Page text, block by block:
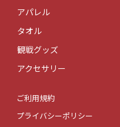
アパレル
タオル
観戦グッズ
アクセサリー
ご利用規約
プライバシーポリシー